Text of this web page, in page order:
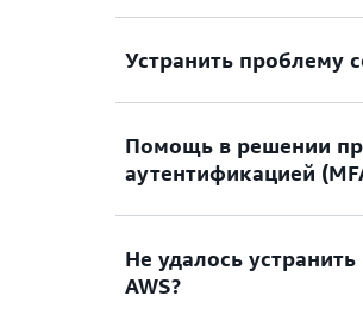
Нужна помощь со входом
Устранить проблему
Пытались войти, но
у вас нет учетных
Смотреть решения
Помощь в решении
аутентификацией
Утерянное или
многофакторной
Не удалось
AWS?